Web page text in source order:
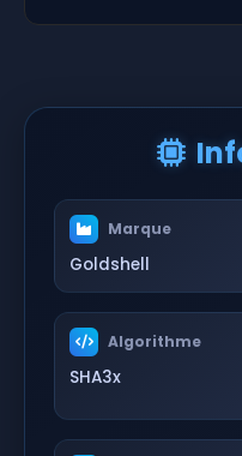
Marque
Goldshell
Algorithme
SHA3x